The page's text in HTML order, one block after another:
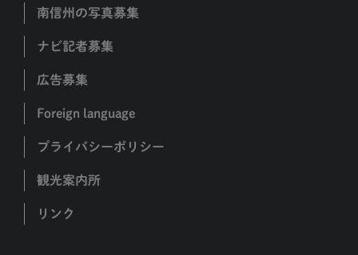
南信州の写真募集
ナビ記者募集
広告募集
Foreign language
プライバシーポリシー
観光案内所
リンク